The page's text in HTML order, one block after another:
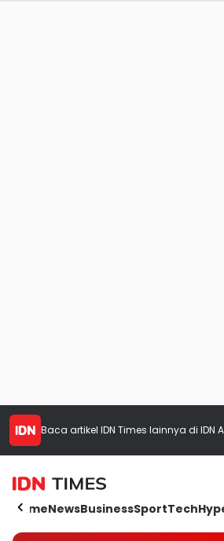
Baca artikel IDN Times lainnya di IDN
HomeNewsBusinessSportTech